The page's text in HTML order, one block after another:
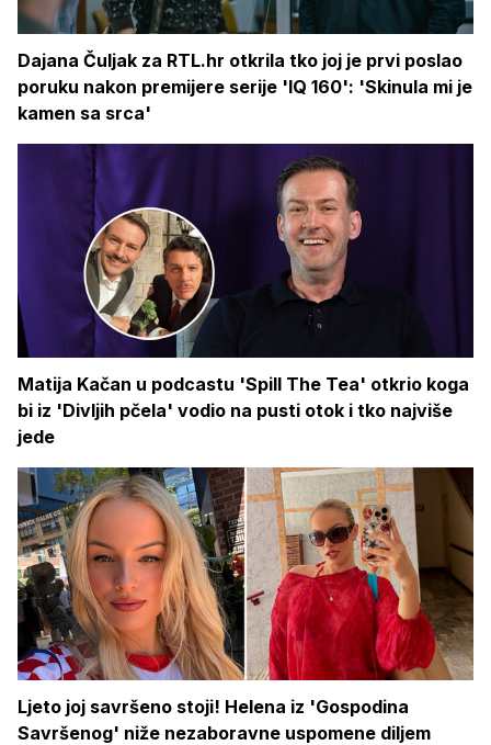
Dajana Čuljak za RTL.hr otkrila tko joj je prvi poslao
poruku nakon premijere serije 'IQ 160': 'Skinula mi je
kamen sa srca'
Matija Kačan u podcastu 'Spill The Tea' otkrio koga
bi iz 'Divljih pčela' vodio na pusti otok i tko najviše
jede
Ljeto joj savršeno stoji! Helena iz 'Gospodina
Savršenog' niže nezaboravne uspomene diljem